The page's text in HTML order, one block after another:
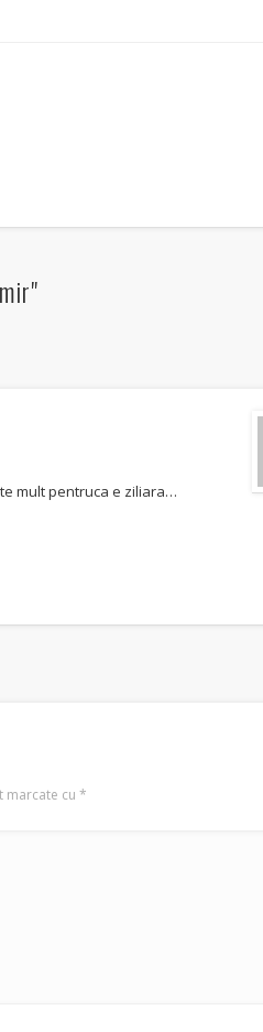
mult pentruca e ziliara…
marcate cu*